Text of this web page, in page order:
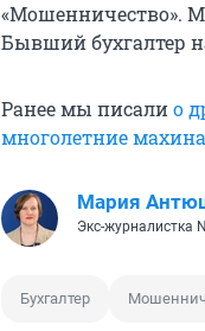
«Мошенничество».
Бывший бухгалтер
Ранее мы писалио
многолетние
Мария
Экс-журналистка
Бухгалтер